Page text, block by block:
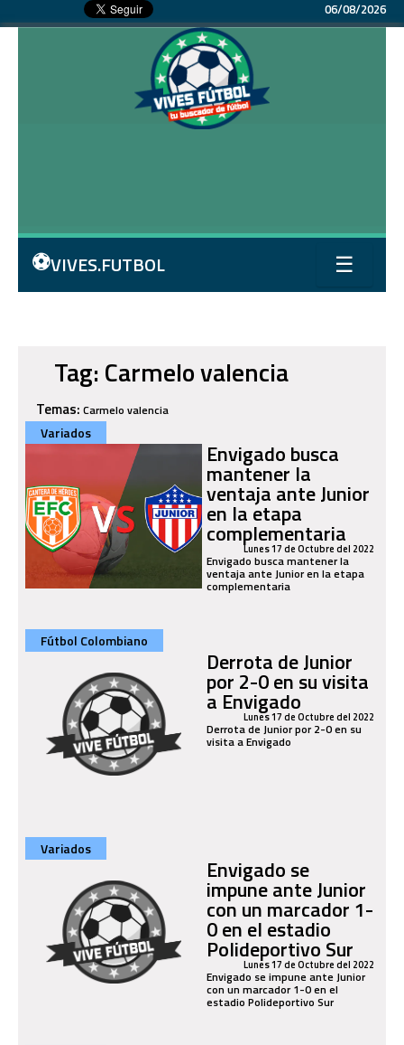
06/08/2026
⚽VIVES.FUTBOL ☰
Tag: Carmelo valencia
Temas: Carmelo valencia
Variados
Envigado busca
mantener la
ventaja ante Junior
en la etapa
complementaria
Lunes 17 de Octubre del 2022
Envigado busca mantener la
ventaja ante Junior en la etapa
complementaria
Fútbol Colombiano
Derrota de Junior
por 2-0 en su visita
a Envigado
Lunes 17 de Octubre del 2022
Derrota de Junior por 2-0 en su
visita a Envigado
Variados
Envigado se
impune ante Junior
con un marcador 1-
0 en el estadio
Polideportivo Sur
Lunes 17 de Octubre del 2022
Envigado se impune ante Junior
con un marcador 1-0 en el
estadio Polideportivo Sur